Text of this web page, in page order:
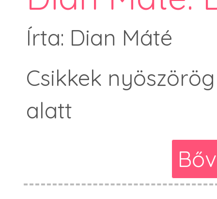
Írta: Dian Máté
Csikkek
alatt